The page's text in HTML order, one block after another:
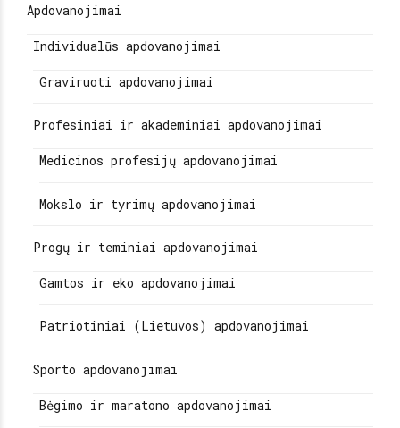
Apdovanojimai
Individualūs apdovanojimai
Graviruoti apdovanojimai
Profesiniai ir akademiniai apdovanojimai
Medicinos profesijų apdovanojimai
Mokslo ir tyrimų apdovanojimai
Progų ir teminiai apdovanojimai
Gamtos ir eko apdovanojimai
Patriotiniai (Lietuvos) apdovanojimai
Sporto apdovanojimai
Bėgimo ir maratono apdovanojimai